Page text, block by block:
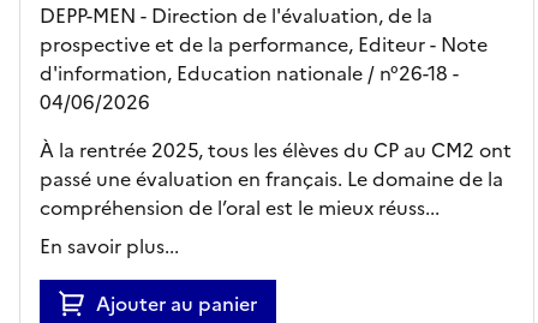
DEPP-MEN - Direction de l'évaluation, de la
prospective et de la performance, Editeur- Note
d'information, Education nationale / n°26-18 -
04/06/2026
À la rentrée 2025, tous les élèves du CP au CM2 ont
passé une évaluation en français. Le domaine de la
compréhension de l’oral est le mieux réuss...
En savoir plus...
Ajouter au panier